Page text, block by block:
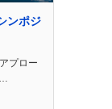
ンポジ
プロー
…